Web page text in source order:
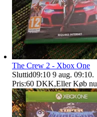
The Crew 2 - Xbox One
Sluttid09:10 9 aug. 09:10.
Pris:60 DKK,Eller Køb nu